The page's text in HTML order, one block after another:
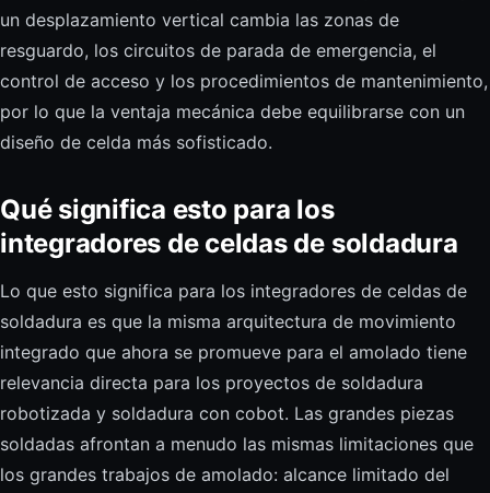
un desplazamiento vertical cambia las zonas de
resguardo, los circuitos de parada de emergencia, el
control de acceso y los procedimientos de mantenimiento,
por lo que la ventaja mecánica debe equilibrarse con un
diseño de celda más sofisticado.
Qué significa esto para los
integradores de celdas de soldadura
Lo que esto significa para los integradores de celdas de
soldadura es que la misma arquitectura de movimiento
integrado que ahora se promueve para el amolado tiene
relevancia directa para los proyectos de soldadura
robotizada y soldadura con cobot. Las grandes piezas
soldadas afrontan a menudo las mismas limitaciones que
los grandes trabajos de amolado: alcance limitado del